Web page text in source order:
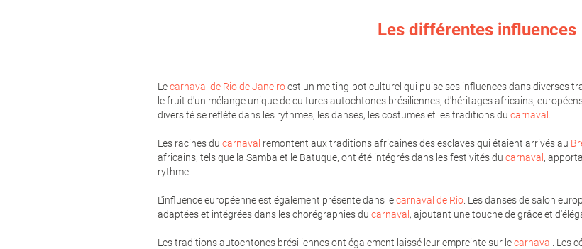
Les différentes influences
Lecarnaval de Rio de Janeiroest un melting-pot culturel qui puise ses influences dans diverses
le fruit d'un mélange unique de cultures autochtones brésiliennes, d'héritages africains,
diversité se reflète dans les rythmes, les danses, les costumes et les traditions du carnaval
Les racines du carnaval remontent aux traditions africaines des esclaves qui étaient arrivés au
africains, tels que la Samba et le Batuque, ont été intégrés dans les festivités du carnaval ,
rythme.
L'influence européenne est également présente dans lecarnaval de Rio . Les danses de salon
adaptées et intégrées dans les chorégraphies du carnaval , ajoutant une touche de grâce et
Les traditions autochtones brésiliennes ont également laissé leur empreinte sur lecarnaval
. Les